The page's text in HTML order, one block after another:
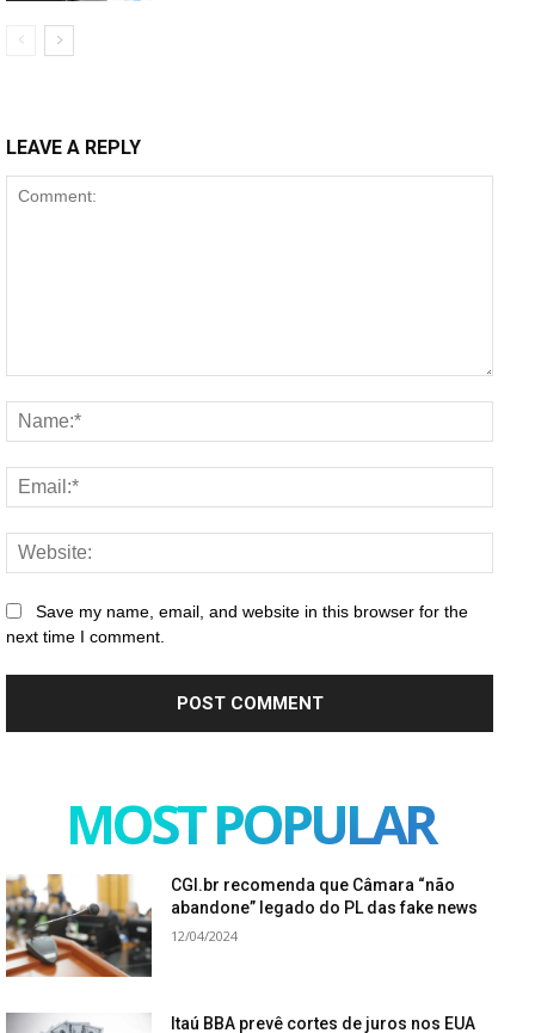
LEAVE A REPLY
Save my name, email, and website in this browser for the
next time I comment.
MOST POPULAR
CGI.br recomenda que Câmara “não
abandone” legado do PL das fake news
12/04/2024
Itaú BBA prevê cortes de juros nos EUA